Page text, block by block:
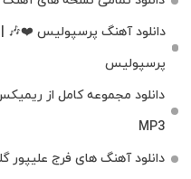
دانلود آهنگ پرسپولیس ❤️🎶
پرسپولیس
دانلود مجموعه کامل از
MP3
دانلود آهنگ های فرج علیپور